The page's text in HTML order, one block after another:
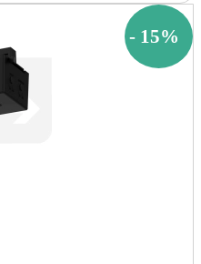
- 15%